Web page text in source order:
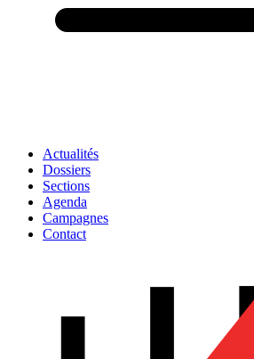
Actualités
Dossiers
Sections
Agenda
Campagnes
Contact